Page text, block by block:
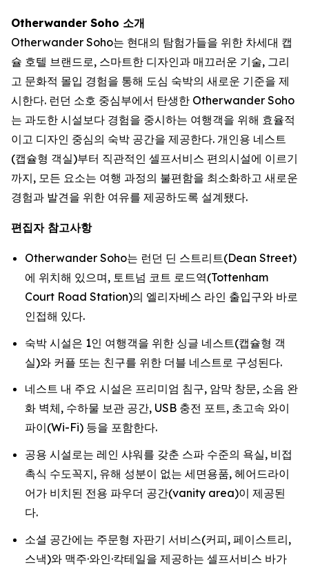
Otherwander Soho 소개
Otherwander Soho는 현대의 탐험가들을 위한 차세대 캡
슐 호텔 브랜드로, 스마트한 디자인과 매끄러운 기술, 그리
고 문화적 몰입 경험을 통해 도심 숙박의 새로운 기준을 제
시한다. 런던 소호 중심부에서 탄생한 Otherwander Soho
는 과도한 시설보다 경험을 중시하는 여행객을 위해 효율적
이고 디자인 중심의 숙박 공간을 제공한다. 개인용 네스트
(캡슐형 객실)부터 직관적인 셀프서비스 편의시설에 이르기
까지, 모든 요소는 여행 과정의 불편함을 최소화하고 새로운
경험과 발견을 위한 여유를 제공하도록 설계됐다.
편집자 참고사항
Otherwander Soho는 런던 딘 스트리트(Dean Street)
에 위치해 있으며, 토트넘 코트 로드역(Tottenham
Court Road Station)의 엘리자베스 라인 출입구와 바로
인접해 있다.
숙박 시설은 1인 여행객을 위한 싱글 네스트(캡슐형 객
실)와 커플 또는 친구를 위한 더블 네스트로 구성된다.
네스트 내 주요 시설은 프리미엄 침구, 암막 창문, 소음 완
화 벽체, 수하물 보관 공간, USB 충전 포트, 초고속 와이
파이(Wi-Fi) 등을 포함한다.
공용 시설로는 레인 샤워를 갖춘 스파 수준의 욕실, 비접
촉식 수도꼭지, 유해 성분이 없는 세면용품, 헤어드라이
어가 비치된 전용 파우더 공간(vanity area)이 제공된
다.
소셜 공간에는 주문형 자판기 서비스(커피, 페이스트리,
스낵)와 맥주·와인·칵테일을 제공하는 셀프서비스 바가